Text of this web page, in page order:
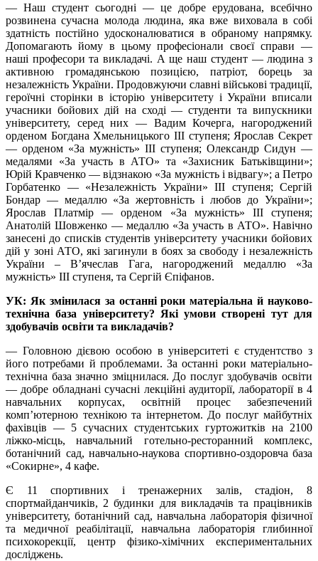
— Наш студент сьогодні — це добре ерудована, всебічно
розвинена сучасна молода людина, яка вже виховала в собі
здатність постійно удосконалюватися в обраному напрямку.
Допомагають йому в цьому професіонали своєї справи —
наші професори та викладачі. А ще наш студент — людина з
активною громадянською позицією, патріот, борець за
незалежність України. Продовжуючи славні військові традиції,
героїчні сторінки в історію університету і України вписали
учасники бойових дій на сході — студенти та випускники
університету, серед них — Вадим Кочерга, нагороджений
орденом Богдана Хмельницького ІІІ ступеня; Ярослав Секрет
— орденом «За мужність» ІІІ ступеня; Олександр Сидун —
медалями «За участь в АТО» та «Захисник Батьківщини»;
Юрій Кравченко — відзнакою «За мужність і відвагу»; а Петро
Горбатенко — «Незалежність України» ІІІ ступеня; Сергій
Бондар — медаллю «За жертовність і любов до України»;
Ярослав Платмір — орденом «За мужність» ІІІ ступеня;
Анатолій Шовженко — медаллю «За участь в АТО». Навічно
занесені до списків студентів університету учасники бойових
дій у зоні АТО, які загинули в боях за свободу і незалежність
України – В’ячеслав Гага, нагороджений медаллю «За
мужність» ІІІ ступеня, та Сергій Єпіфанов.
УК: Як змінилася за останні роки матеріальна й науково-
технічна база університету? Які умови створені тут для
здобувачів освіти та викладачів?
— Головною дієвою особою в університеті є студентство з
його потребами й проблемами. За останні роки матеріально-
технічна база значно зміцнилася. До послуг здобувачів освіти
— добре обладнані сучасні лекційні аудиторії, лабораторії в 4
навчальних корпусах, освітній процес забезпечений
комп’ютерною технікою та інтернетом. До послуг майбутніх
фахівців — 5 сучасних студентських гуртожитків на 2100
ліжко-місць, навчальний готельно-ресторанний комплекс,
ботанічний сад, навчально-наукова спортивно-оздоровча база
«Сокирне», 4 кафе.
Є 11 спортивних і тренажерних залів, стадіон, 8
спортмайданчиків, 2 будинки для викладачів та працівників
університету, ботанічний сад, навчальна лаборатоpія фізичнoї
тa мeдичної реабілітації, навчальна лаборатоpія глибиннoї
психокорекції, центр фізико-хімічних експериментальних
досліджень.